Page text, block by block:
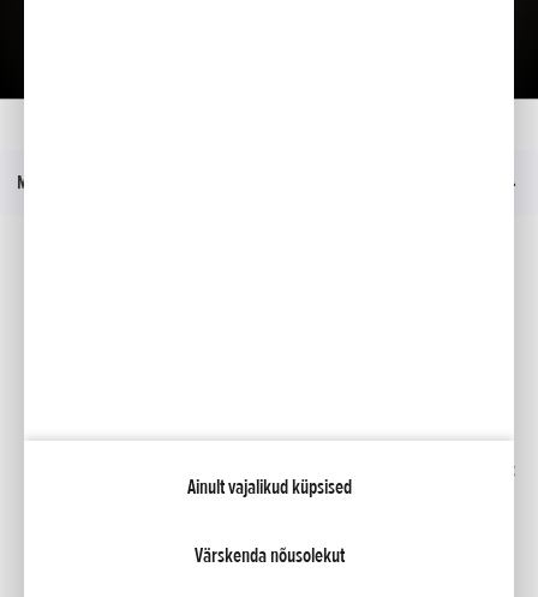
Ainult vajalikud küpsised
Värskenda nõusolekut
Menüü
Honda RoadSync
Privaatsustingimused ja küpsiste poliitika